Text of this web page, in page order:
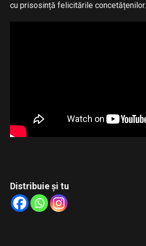
cu prisosință felicitările concetățenilor.
Distribuie și tu